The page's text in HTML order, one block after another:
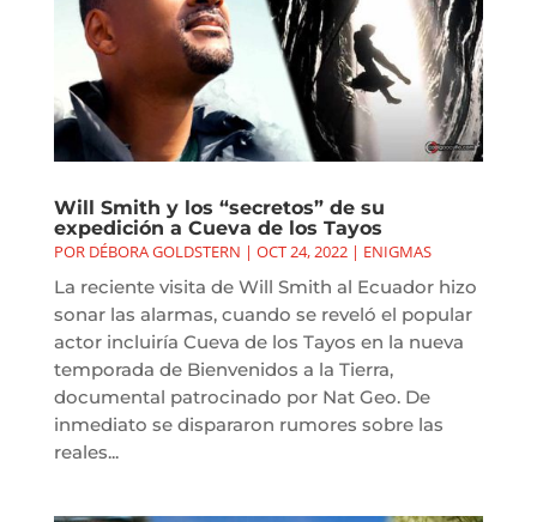
Will Smith y los “secretos” de su
expedición a Cueva de los Tayos
POR DÉBORA GOLDSTERN | OCT 24, 2022| ENIGMAS
La reciente visita de Will Smith al Ecuador hizo
sonar las alarmas, cuando se reveló el popular
actor incluiría Cueva de los Tayos en la nueva
temporada de Bienvenidos a la Tierra,
documental patrocinado por Nat Geo. De
inmediato se dispararon rumores sobre las
reales...